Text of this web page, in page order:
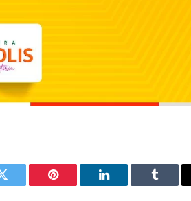
Twitter Pinterest LinkedIn Tumblr